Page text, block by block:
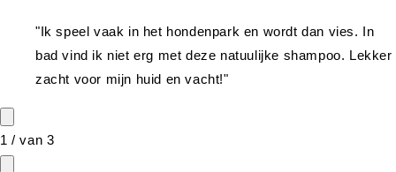
"Ik speel vaak in het hondenpark en wordt dan vies. In
bad vind ik niet erg met deze natuulijke shampoo. Lekker
zacht voor mijn huid en vacht!"
1 /van 3